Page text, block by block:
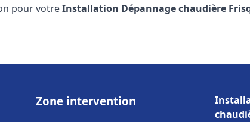
pour votreInstallation Dépannage chaudière
Zone intervention